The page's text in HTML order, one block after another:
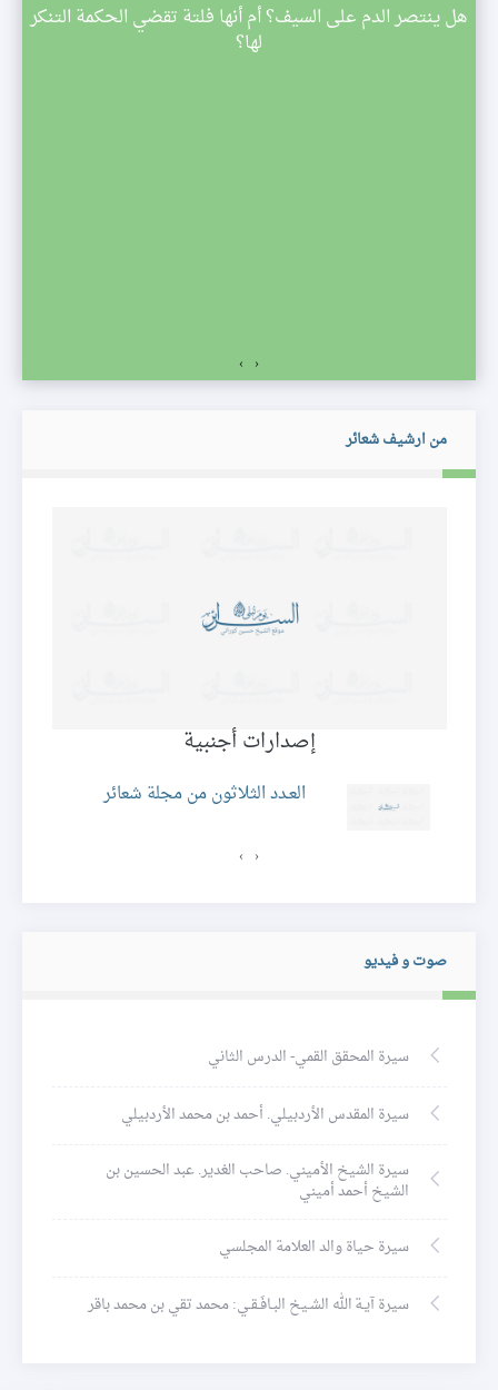
هل ينتصر الدم على السيف؟ أم أنها فلتة تقضي الحكمة التنكر
لها؟
‹
›
من ارشيف شعائر
إصدارات أجنبية
العـدد الثلاثون من مجلة شعائر
‹
›
صوت و فيديو
سيرة المحقق القمي- الدرس الثاني
سيرة المقدس الأردبيلي. أحمد بن محمد الأردبيلي
سيرة الشيخ الأميني. صاحب الغدير. عبد الحسين بن
الشيخ أحمد أميني
سيرة حياة والد العلامة المجلسي
سيرة آيـة الله الشـيخ البـافَـقـي: محمد تقي بن محمد باقر